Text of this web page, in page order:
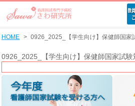
HOME 0926_2025_【学生向け】保健師国家
0926_2025_【学生向け】保健師国家試験